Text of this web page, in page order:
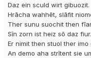
Daz ein sculd wirt gibuozit.
Hrācha wahhēt, slāfit
Ther sunu suochit then
Sîn zorn ist heiz sō daz fiur.
Er nimit then stuol ther imo
An demo aha strîtent sie